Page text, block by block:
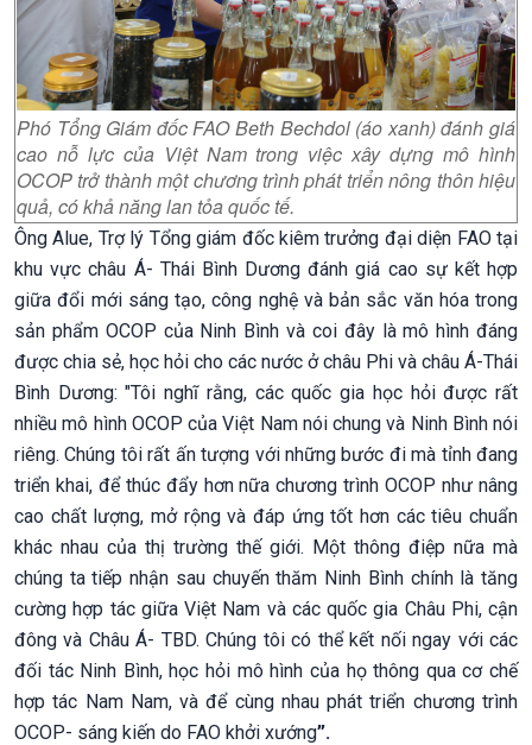
Phó Tổng Giám đốc FAO Beth Bechdol (áo xanh) đánh giá
cao nỗ lực của Việt Nam trong việc xây dựng mô hình
OCOP trở thành một chương trình phát triển nông thôn hiệu
quả, có khả năng lan tỏa quốc tế.
Ông Alue, Trợ lý Tổng giám đốc kiêm trưởng đại diện FAO tại
khu vực châu Á- Thái Bình Dương đánh giá cao sự kết hợp
giữa đổi mới sáng tạo, công nghệ và bản sắc văn hóa trong
sản phẩm OCOP của Ninh Bình và coi đây là mô hình đáng
được chia sẻ, học hỏi cho các nước ở châu Phi và châu Á-Thái
Bình Dương: "Tôi nghĩ rằng, các quốc gia học hỏi được rất
nhiều mô hình OCOP của Việt Nam nói chung và Ninh Bình nói
riêng. Chúng tôi rất ấn tượng với những bước đi mà tỉnh đang
triển khai, để thúc đẩy hơn nữa chương trình OCOP như nâng
cao chất lượng, mở rộng và đáp ứng tốt hơn các tiêu chuẩn
khác nhau của thị trường thế giới. Một thông điệp nữa mà
chúng ta tiếp nhận sau chuyến thăm Ninh Bình chính là tăng
cường hợp tác giữa Việt Nam và các quốc gia Châu Phi, cận
đông và Châu Á- TBD. Chúng tôi có thể kết nối ngay với các
đối tác Ninh Bình, học hỏi mô hình của họ thông qua cơ chế
hợp tác Nam Nam, và để cùng nhau phát triển chương trình
OCOP- sáng kiến do FAO khởi xướng”.